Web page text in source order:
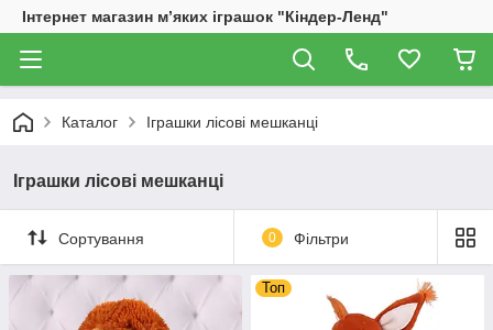
Інтернет магазин м’яких іграшок "Кіндер-Ленд"
Каталог Іграшки лісові мешканці
Іграшки лісові мешканці
Сортування 0 Фільтри
Топ